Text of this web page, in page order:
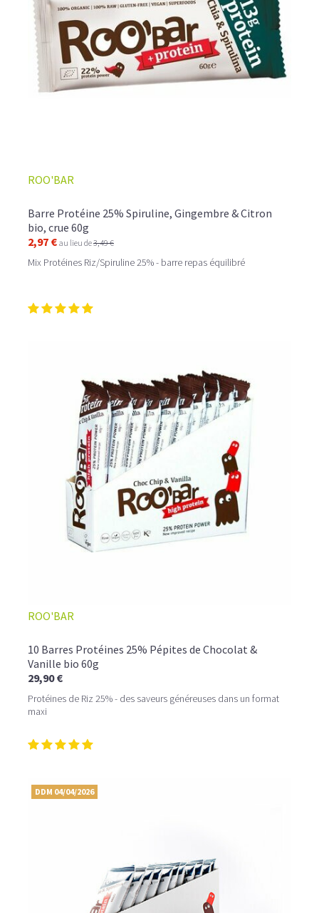
ROO'BAR
Barre Protéine 25% Spiruline, Gingembre & Citron
bio, crue 60g
2,97 € au lieu de3,49 €
Mix Protéines Riz/Spiruline 25% - barre repas équilibré
ROO'BAR
10 Barres Protéines 25% Pépites de Chocolat &
Vanille bio 60g
29,90 €
Protéines de Riz 25% - des saveurs généreuses dans un format
maxi
DDM 04/04/2026